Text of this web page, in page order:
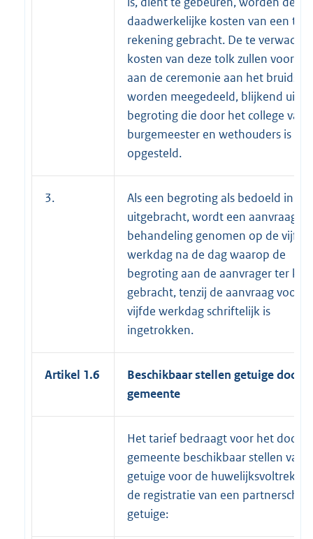
daadwerkelijke kosten van een
rekening gebracht. De te
kosten van deze tolk zullen
aan de ceremonie aan het
worden meegedeeld, blijkend uit
begroting die door het college van
burgemeester en wethouders is
opgesteld.
3.
Als een begroting als bedoeld in lid
uitgebracht, wordt een aanvraag in
behandeling genomen op de vijfde
werkdag na de dag waarop de
begroting aan de aanvrager ter
gebracht, tenzij de aanvraag voor
vijfde werkdag schriftelijk is
ingetrokken.
Artikel 1.6
Beschikbaar stellen getuige door
gemeente
Het tarief bedraagt voor het door
gemeente beschikbaar stellen van
getuige voor de
de registratie van een
getuige: